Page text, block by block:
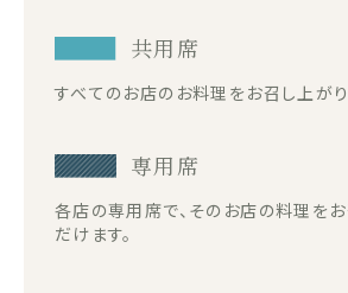
共用席
すべてのお店のお料理をお召し上がり
専用席
各店の専用席で、そのお店の料理を
だけます。